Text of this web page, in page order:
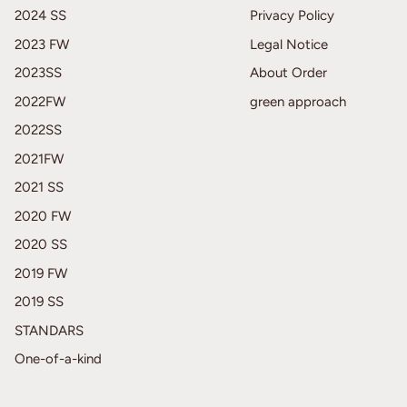
2024 SS
2023 FW
2023SS
2022FW
2022SS
2021FW
2021 SS
2020 FW
2020 SS
2019 FW
2019 SS
STANDARS
One-of-a-kind
Privacy Policy
Legal Notice
About Order
green approach